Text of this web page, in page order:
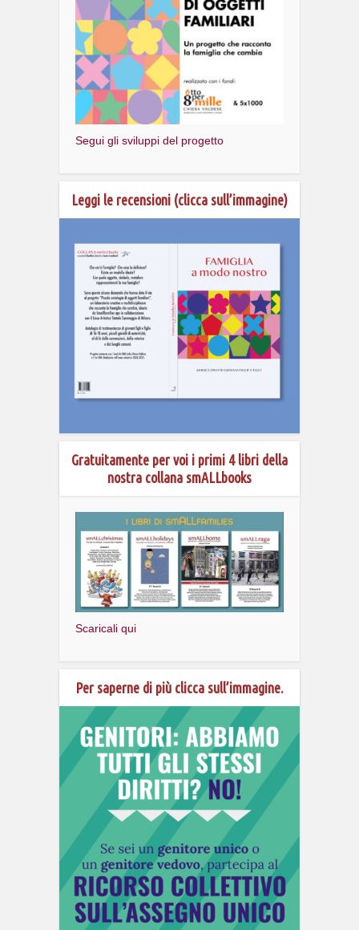
Segui gli sviluppi del progetto
Leggi le recensioni (clicca sull’immagine)
Gratuitamente per voi i primi 4 libri della
nostra collana smALLbooks
Scaricali qui
Per saperne di più clicca sull’immagine.